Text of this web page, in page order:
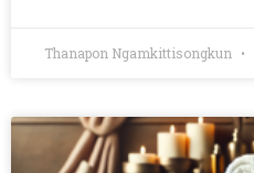
Thanapon Ngamkittisongkun